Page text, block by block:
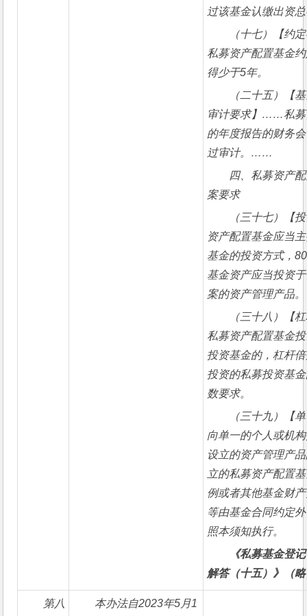
过该基金认缴出资
（十七）【约
私募资产配置基金
得少于5年。
（二十五）【
审计要求】……私募
的年度报告的财务
过审计。……
四、私募资产
案要求
（三十七）【
资产配置基金应当
基金的投资方式，
基金资产应当投资
案的资产管理产品。
（三十八）【
私募资产配置基金
投资基金的，杠杆
投资的私募投资基
数要求。
（三十九）【
向单一的个人或机
设立的资产管理产
立的私募资产配置
例或者其他基金财
等由基金合同约定
照本须知执行。
《私募基金登
解答（十五）》（
第八
本办法自2023年5月1